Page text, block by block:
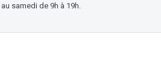
samedi de 9h à 19h.